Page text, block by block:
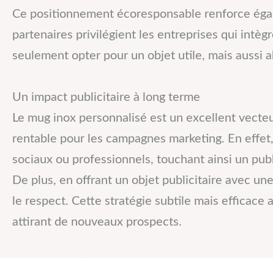
Ce positionnement écoresponsable renforce
partenaires privilégient les entreprises qui
seulement opter pour un objet utile, mais aussi
Un impact publicitaire à long terme
Le mug inox personnalisé est un excellent
rentable pour les campagnes marketing. En
sociaux ou professionnels, touchant ainsi un
De plus, en offrant un objet publicitaire avec
le respect. Cette stratégie subtile mais
attirant de nouveaux prospects.